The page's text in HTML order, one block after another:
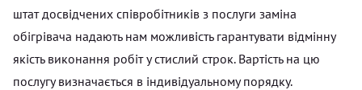
штат досвідчених співробітників з послуги заміна
обігрівача надають нам можливість гарантувати відмінну
якість виконання робіт у стислий строк. Вартість на цю
послугу визначається в індивідуальному порядку.